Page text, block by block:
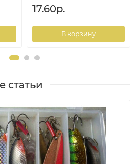
17.60р.
В корзину
статьи